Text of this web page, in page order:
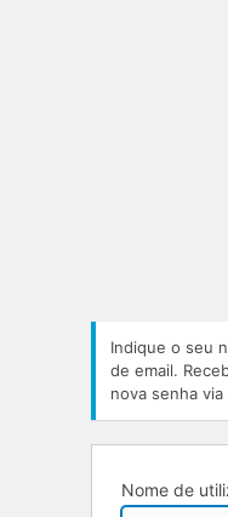
Indique o seu
de email.
nova senha via
Nome de